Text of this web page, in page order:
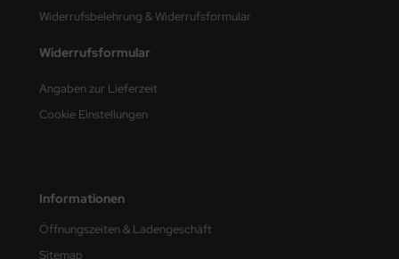
Widerrufsbelehrung & Widerrufsformular
Widerrufsformular
Angaben zur Lieferzeit
Cookie Einstellungen
Informationen
Öffnungszeiten & Ladengeschäft
Sitemap
Nunu
Lights
Model